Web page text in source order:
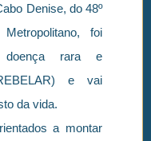
Denise, do 48º
foi
doença rara e
e vai
da vida.
a montar